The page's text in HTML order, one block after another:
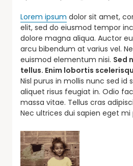
Lorem ipsum dolor sit amet,
elit, sed do eiusmod tempor
dolore magna aliqua. Auctor
arcu bibendum at varius vel.
euismod elementum nisi. Sed
tellus. Enim lobortis
Nisl purus in mollis nunc sed id
aliquet risus feugiat in. Odio
massa vitae. Tellus cras
Nec ultrices dui sapien eget mi